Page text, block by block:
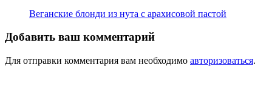
Веганские блонди из нута с арахисовой пастой
Добавить ваш комментарий
Для отправки комментария вам необходимо авторизоваться.